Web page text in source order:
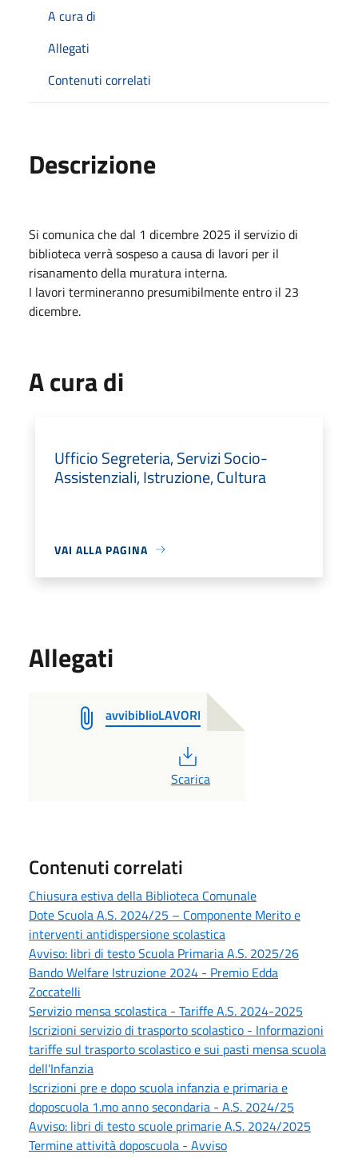
A cura di
Allegati
Contenuti correlati
Descrizione
Si comunica che dal 1 dicembre 2025 il servizio di
biblioteca verrà sospeso a causa di lavori per il
risanamento della muratura interna.
I lavori termineranno presumibilmente entro il 23
dicembre.
A cura di
Ufficio Segreteria, Servizi Socio-
Assistenziali, Istruzione, Cultura
VAI ALLA PAGINA
Allegati
avvibiblioLAVORI
Scarica
Contenuti correlati
Chiusura estiva della Biblioteca Comunale
Dote Scuola A.S. 2024/25 – Componente Merito e
interventi antidispersione scolastica
Avviso: libri di testo Scuola Primaria A.S. 2025/26
Bando Welfare Istruzione 2024 - Premio Edda
Zoccatelli
Servizio mensa scolastica - Tariffe A.S. 2024-2025
Iscrizioni servizio di trasporto scolastico - Informazioni
tariffe sul trasporto scolastico e sui pasti mensa scuola
dell'Infanzia
Iscrizioni pre e dopo scuola infanzia e primaria e
doposcuola 1.mo anno secondaria - A.S. 2024/25
Avviso: libri di testo scuole primarie A.S. 2024/2025
Termine attività doposcuola - Avviso